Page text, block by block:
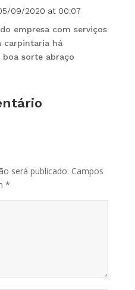
09/2020 at 00:07
empresa com serviços
carpintaria há
sorte abraço
será publicado. Campos
*